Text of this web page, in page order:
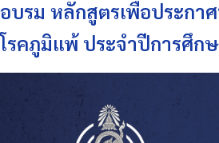
อบรม หลักสูตรเพื่อประกา
โรคภูมิแพ้ ประจำปีการศึก